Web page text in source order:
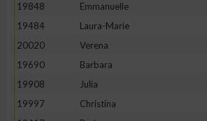
19848
Emmanuelle
19484
Laura-Marie
20020
Verena
19690
Barbara
19908
Julia
19997
Christina
Funktional